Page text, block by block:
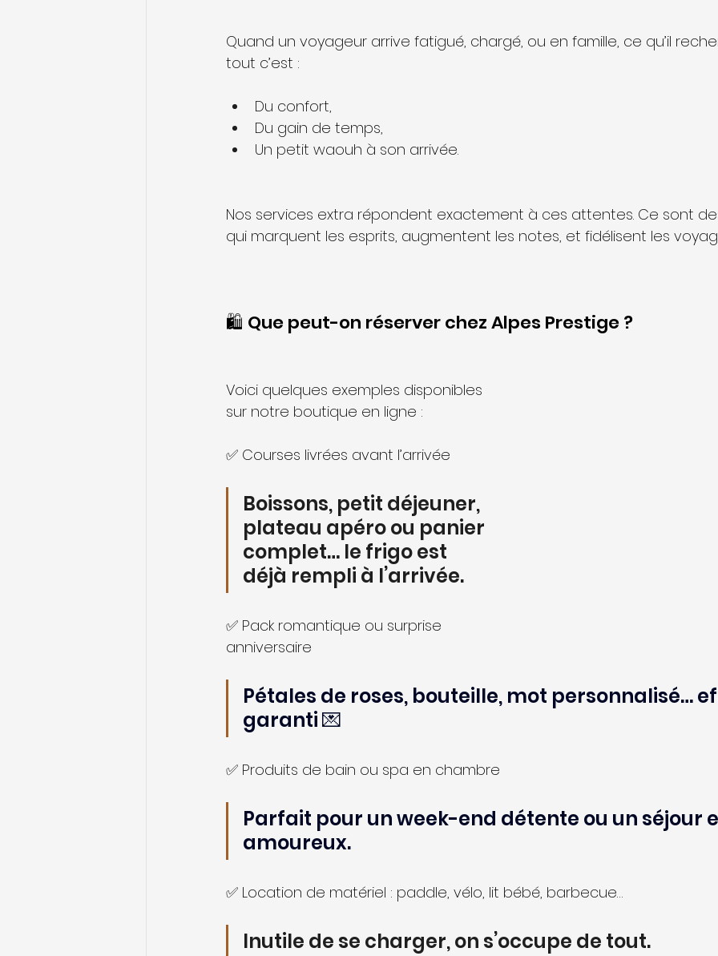
Quand un voyageur arrive fatigué, chargé, ou en famille, ce qu’il
tout c’est :
Du confort,
Du gain de temps,
Un petit waouh à son arrivée.
Nos services extra répondent exactement à ces attentes. Ce sont
qui marquent les esprits, augmentent les notes, et fidélisent les
🛍️ Que peut-on réserver chez Alpes Prestige ?
Voici quelques exemples disponibles
sur notre boutique en ligne :
✅ Courses livrées avant l’arrivée
Boissons, petit déjeuner,
plateau apéro ou panier
complet… le frigo est
déjà rempli à l’arrivée.
✅ Pack romantique ou surprise
anniversaire
Pétales de roses, bouteille, mot personnalisé…
garanti 💌
✅ Produits de bain ou spa en chambre
Parfait pour un week-end détente ou un séjour
amoureux.
✅ Location de matériel : paddle, vélo, lit bébé, barbecue…
Inutile de se charger, on s’occupe de tout.